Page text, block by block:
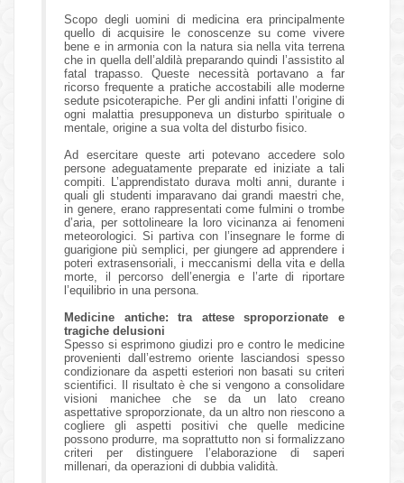
Scopo degli uomini di medicina era principalmente
quello di acquisire le conoscenze su come vivere
bene e in armonia con la natura sia nella vita terrena
che in quella dell’aldilà preparando quindi l’assistito al
fatal trapasso. Queste necessità portavano a far
ricorso frequente a pratiche accostabili alle moderne
sedute psicoterapiche. Per gli andini infatti l’origine di
ogni malattia presupponeva un disturbo spirituale o
mentale, origine a sua volta del disturbo fisico.
Ad esercitare queste arti potevano accedere solo
persone adeguatamente preparate ed iniziate a tali
compiti. L’apprendistato durava molti anni, durante i
quali gli studenti imparavano dai grandi maestri che,
in genere, erano rappresentati come fulmini o trombe
d’aria, per sottolineare la loro vicinanza ai fenomeni
meteorologici. Si partiva con l’insegnare le forme di
guarigione più semplici, per giungere ad apprendere i
poteri extrasensoriali, i meccanismi della vita e della
morte, il percorso dell’energia e l’arte di riportare
l’equilibrio in una persona.
Medicine antiche: tra attese sproporzionate e
tragiche delusioni
Spesso si esprimono giudizi pro e contro le medicine
provenienti dall’estremo oriente lasciandosi spesso
condizionare da aspetti esteriori non basati su criteri
scientifici. Il risultato è che si vengono a consolidare
visioni manichee che se da un lato creano
aspettative sproporzionate, da un altro non riescono a
cogliere gli aspetti positivi che quelle medicine
possono produrre, ma soprattutto non si formalizzano
criteri per distinguere l’elaborazione di saperi
millenari, da operazioni di dubbia validità.